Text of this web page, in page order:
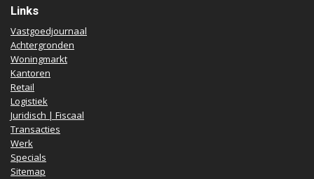
Links
Vastgoedjournaal
Achtergronden
Woningmarkt
Kantoren
Retail
Logistiek
Juridisch | Fiscaal
Transacties
Werk
Specials
Sitemap